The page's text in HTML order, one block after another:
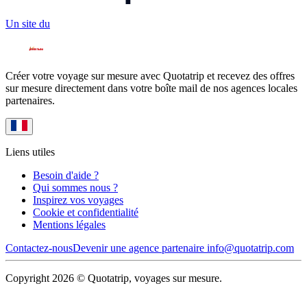
Un site du
Créer votre voyage sur mesure avec Quotatrip et recevez des offres
sur mesure directement dans votre boîte mail de nos agences locales
partenaires.
Liens utiles
Besoin d'aide ?
Qui sommes nous ?
Inspirez vos voyages
Cookie et confidentialité
Mentions légales
Contactez-nousDevenir une agence partenaire info@quotatrip.com
Copyright 2026 © Quotatrip, voyages sur mesure.